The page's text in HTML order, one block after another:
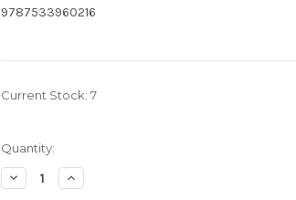
9787533960216
Current Stock: 7
Quantity:
Decrease
Quantity
Increase
Quantity